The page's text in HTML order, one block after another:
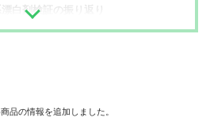
白剤検証の振り返り
品の情報を追加しました。